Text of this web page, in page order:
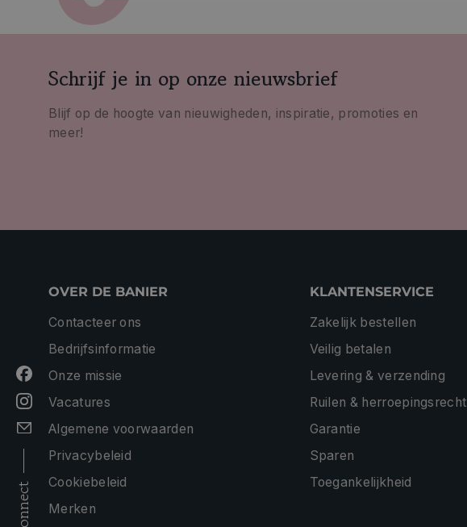
Schrijf je in op onze nieuwsbrief
Blijf op de hoogte van nieuwigheden, inspiratie, promoties en
meer!
connect
OVER DE BANIER
Contacteer ons
Bedrijfsinformatie
Onze missie
Vacatures
Algemene voorwaarden
Privacybeleid
Cookiebeleid
Merken
KLANTENSERVICE
Zakelijk bestellen
Veilig betalen
Levering & verzending
Ruilen & herroepingsrecht
Garantie
Sparen
Toegankelijkheid